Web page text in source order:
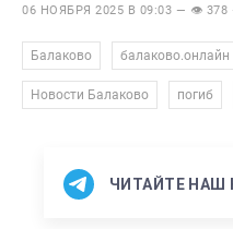
06 НОЯБРЯ 2025 В 09:03 — 👁
Балаково балаково.онлайн
Новости Балаково погиб
ЧИТАЙТЕ НАШ